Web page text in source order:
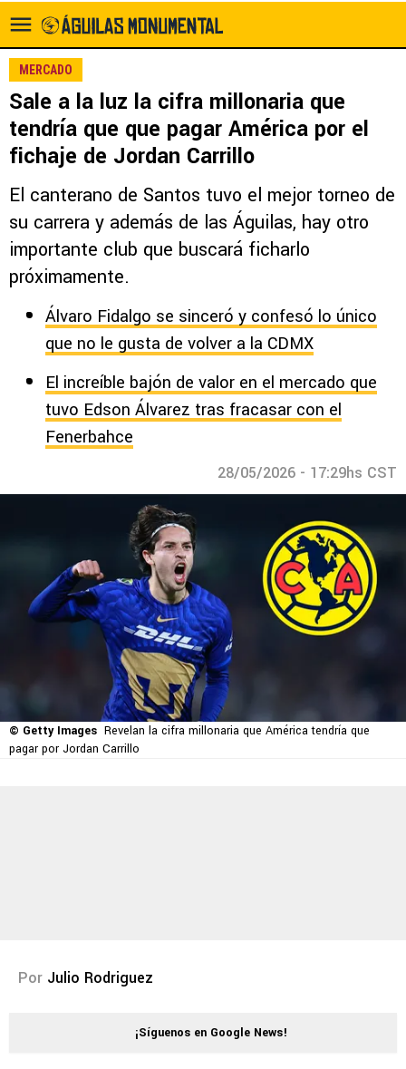
MERCADO
Sale a la luz la cifra millonaria que
tendría que que pagar América por el
fichaje de Jordan Carrillo
El canterano de Santos tuvo el mejor torneo de
su carrera y además de las Águilas, hay otro
importante club que buscará ficharlo
próximamente.
Álvaro Fidalgo se sinceró y confesó lo único
que no le gusta de volver a la CDMX
El increíble bajón de valor en el mercado que
tuvo Edson Álvarez tras fracasar con el
Fenerbahce
28/05/2026 - 17:29hs CST
© Getty Images Revelan la cifra millonaria que América tendría que
pagar por Jordan Carrillo
Por Julio Rodriguez
¡Síguenos en Google News!